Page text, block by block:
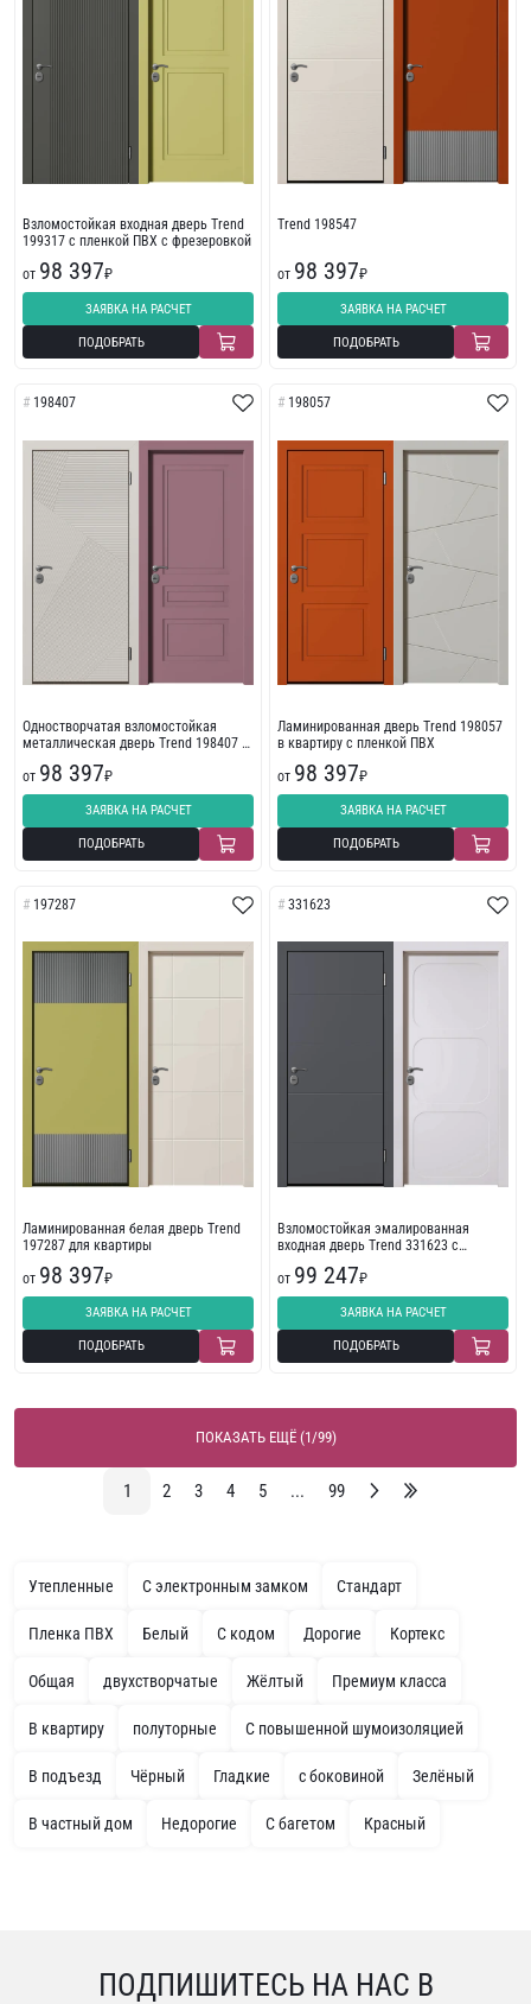
Взломостойкая входная дверь Trend
199317 с пленкой ПВХ с фрезеровкой
от 98 397₽
ЗАЯВКА НА РАСЧЕТ
ПОДОБРАТЬ
Trend 198547
от 98 397₽
ЗАЯВКА НА РАСЧЕТ
ПОДОБРАТЬ
198407
Одностворчатая взломостойкая
металлическая дверь Trend 198407 с
от 98 397₽
ЗАЯВКА НА РАСЧЕТ
ПОДОБРАТЬ
198057
Ламинированная дверь Trend 198057
в квартиру с пленкой ПВХ
от 98 397₽
ЗАЯВКА НА РАСЧЕТ
ПОДОБРАТЬ
197287
Ламинированная белая дверь Trend
197287 для квартиры
от 98 397₽
ЗАЯВКА НА РАСЧЕТ
ПОДОБРАТЬ
331623
Взломостойкая эмалированная
входная дверь Trend 331623 с
от 99 247₽
ЗАЯВКА НА РАСЧЕТ
ПОДОБРАТЬ
ПОКАЗАТЬ ЕЩЁ (1/99)
1 2 3 4 5 ... 99
Утепленные С электронным замком Стандарт
Пленка ПВХ Белый С кодом Дорогие Кортекс
Общая двухстворчатые Жёлтый Премиум класса
В квартиру полуторные С повышенной шумоизоляцией
В подъезд Чёрный Гладкие с боковиной Зелёный
В частный дом Недорогие С багетом Красный
ПОДПИШИТЕСЬ НА НАС В